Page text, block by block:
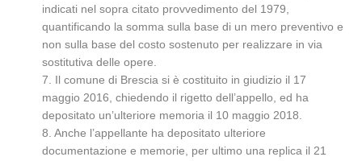
indicati nel sopra citato provvedimento del 1979,
quantificando la somma sulla base di un mero preventivo e
non sulla base del costo sostenuto per realizzare in via
sostitutiva delle opere.
7. Il comune di Brescia si è costituito in giudizio il 17
maggio 2016, chiedendo il rigetto dell’appello, ed ha
depositato un’ulteriore memoria il 10 maggio 2018.
8. Anche l’appellante ha depositato ulteriore
documentazione e memorie, per ultimo una replica il 21